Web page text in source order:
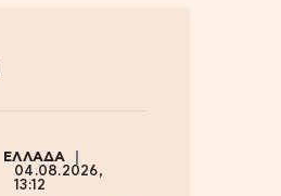
ΕΛΛΑΔΑ
04.08.2026,
13:12